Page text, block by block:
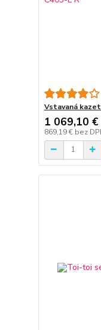
Vstavaná
1 069,10 €
869,19 € bez